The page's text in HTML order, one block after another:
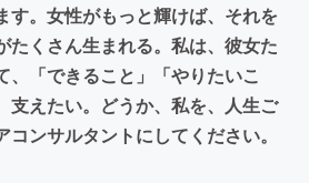
す。女性がもっと輝けば、それを
たくさん生まれる。私は、彼女た
、「できること」「やりたいこ
支えたい。どうか、私を、人生ご
ンサルタントにしてください。